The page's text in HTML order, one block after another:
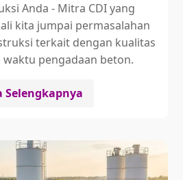
Anda - Mitra CDI yang
kita jumpai permasalahan
terkait dengan kualitas
pengadaan beton.
Selengkapnya